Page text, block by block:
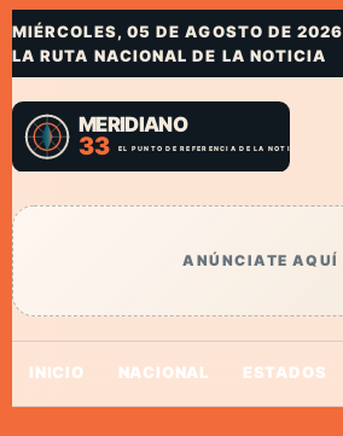
MIÉRCOLES, 05 DE AGOSTO DE 2026
LA RUTA NACIONAL DE LA NOTICIA
ANÚNCIATE AQUÍ
INICIO NACIONAL ESTADOS